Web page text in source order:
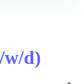
d)